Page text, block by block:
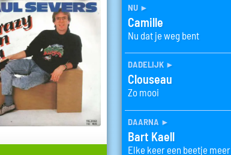
nu ►
Camille
Nu dat je weg bent
dadelijk ►
Clouseau
Zo mooi
daarna ►
Bart Kaell
Elke keer een beetje meer